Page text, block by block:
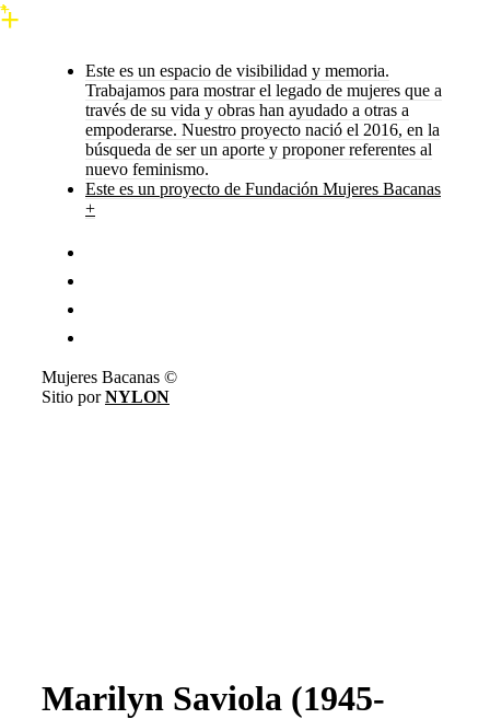
Este es un espacio de visibilidad y memoria.
Trabajamos para mostrar el legado de mujeres que a
través de su vida y obras han ayudado a otras a
empoderarse. Nuestro proyecto nació el 2016, en la
búsqueda de ser un aporte y proponer referentes al
nuevo feminismo.
Este es un proyecto de Fundación Mujeres Bacanas
+
Mujeres Bacanas ©
Sitio porNYLON
Marilyn Saviola (1945-